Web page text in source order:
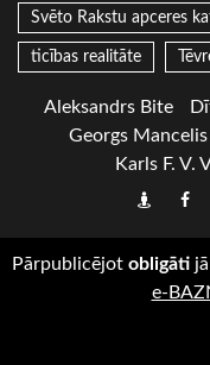
Svēto Rakstu apceres
ticības realitāte
Aleksandrs Bite
Georgs Mancelis
Karls F. V.
Pārpublicējot obligāti
e-